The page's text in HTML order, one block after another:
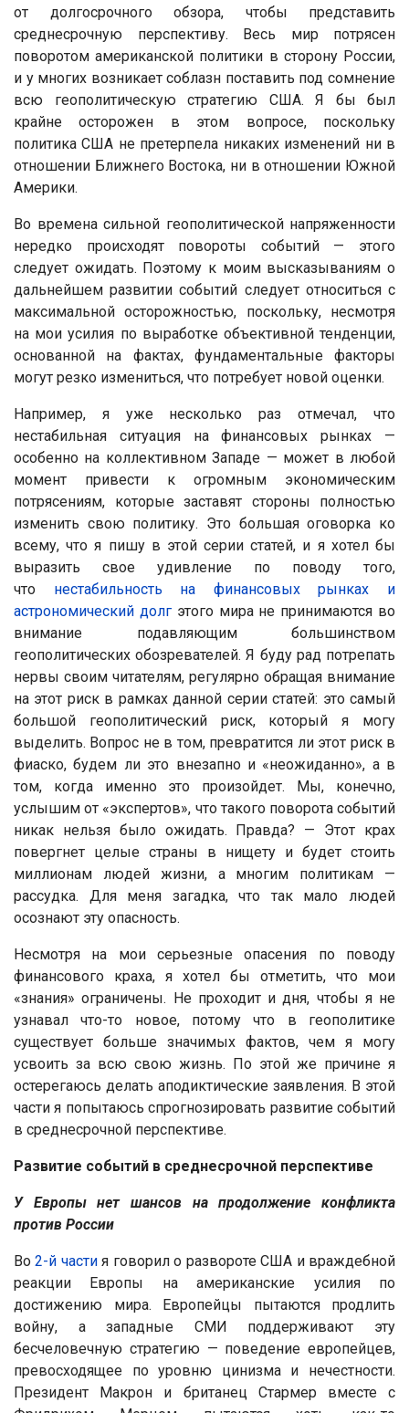
от долгосрочного обзора, чтобы представить
среднесрочную перспективу. Весь мир потрясен
поворотом американской политики в сторону России,
и у многих возникает соблазн поставить под сомнение
всю геополитическую стратегию США. Я бы был
крайне осторожен в этом вопросе, поскольку
политика США не претерпела никаких изменений ни в
отношении Ближнего Востока, ни в отношении Южной
Америки.
Во времена сильной геополитической напряженности
нередко происходят повороты событий — этого
следует ожидать. Поэтому к моим высказываниям о
дальнейшем развитии событий следует относиться с
максимальной осторожностью, поскольку, несмотря
на мои усилия по выработке объективной тенденции,
основанной на фактах, фундаментальные факторы
могут резко измениться, что потребует новой оценки.
Например, я уже несколько раз отмечал, что
нестабильная ситуация на финансовых рынках —
особенно на коллективном Западе — может в любой
момент привести к огромным экономическим
потрясениям, которые заставят стороны полностью
изменить свою политику. Это большая оговорка ко
всему, что я пишу в этой серии статей, и я хотел бы
выразить свое удивление по поводу того,
что нестабильность на финансовых рынках и
астрономический долгэтого мира не принимаются во
внимание подавляющим большинством
геополитических обозревателей. Я буду рад потрепать
нервы своим читателям, регулярно обращая внимание
на этот риск в рамках данной серии статей: это самый
большой геополитический риск, который я могу
выделить. Вопрос не в том, превратится ли этот риск в
фиаско, будем ли это внезапно и «неожиданно», а в
том, когда именно это произойдет. Мы, конечно,
услышим от «экспертов», что такого поворота событий
никак нельзя было ожидать. Правда? — Этот крах
повергнет целые страны в нищету и будет стоить
миллионам людей жизни, а многим политикам —
рассудка. Для меня загадка, что так мало людей
осознают эту опасность.
Несмотря на мои серьезные опасения по поводу
финансового краха, я хотел бы отметить, что мои
«знания» ограничены. Не проходит и дня, чтобы я не
узнавал что-то новое, потому что в геополитике
существует больше значимых фактов, чем я могу
усвоить за всю свою жизнь. По этой же причине я
остерегаюсь делать аподиктические заявления. В этой
части я попытаюсь спрогнозировать развитие событий
в среднесрочной перспективе.
Развитие событий в среднесрочной перспективе
У Европы нет шансов на продолжение конфликта
против России
Во2-й частия говорил о развороте США и враждебной
реакции Европы на американские усилия по
достижению мира. Европейцы пытаются продлить
войну, а западные СМИ поддерживают эту
бесчеловечную стратегию — поведение европейцев,
превосходящее по уровню цинизма и нечестности.
Президент Макрон и британец Стармер вместе с